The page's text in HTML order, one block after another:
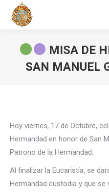
MISA DE
SAN MANUEL
Hoy viernes, 17 de Octubre,
Hermandad en honor de San
Patrono de la Hermandad.
Al finalizar la Eucaristía, se
Hermandad custodia y que se